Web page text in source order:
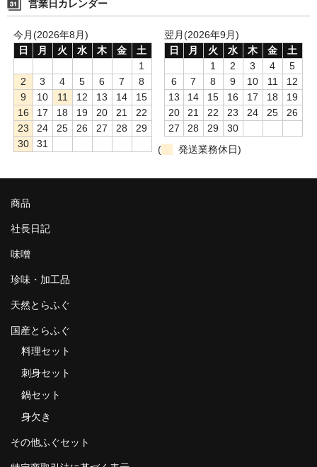
営業日カレンダー
今月(2026年8月)
日
月 火 水 木 金
土
1
2
3 4 5 6 7
8
9
10 11 12 13 14
15
16
17 18 19 20 21
22
23
24 25 26 27 28
29
30
31
翌月(2026年9月)
日
月 火 水 木 金
土
1
2 3 4
5
6
7 8 9 10 11
12
13
14 15 16 17 18
19
20
21 22 23 24 25
26
27
28 29
30
(
発送業務休日)
商品
社長日記
味噌
珍味・加工品
天然とらふぐ
国産とらふぐ
料理セット
刺身セット
鍋セット
身欠き
その他ふぐセット